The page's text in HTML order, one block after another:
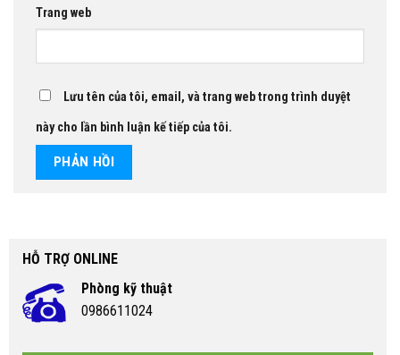
Trang web
Lưu tên của tôi, email, và trang web trong trình duyệt
này cho lần bình luận kế tiếp của tôi.
HỖ TRỢ ONLINE
Phòng kỹ thuật
0986611024